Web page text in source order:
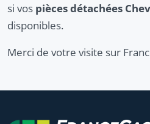
si vos pièces détachées
disponibles.
Merci de votre visite sur